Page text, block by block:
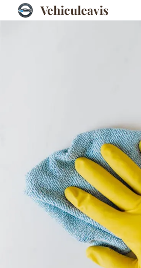
Vehiculeavis